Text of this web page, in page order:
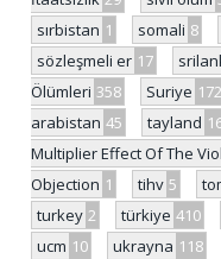
sırbistan 1 somali 8
sözleşmeli er 17
Ölümleri 358 Suriye 172
arabistan 45 tayland
Multiplier Effect Of The
Objection 1 tihv 5
turkey 2 türkiye 410
ucm 10 ukrayna 118